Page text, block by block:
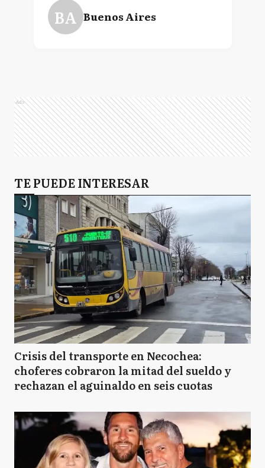
BA Buenos Aires
Ads
TE PUEDE INTERESAR
Crisis del transporte en Necochea:
choferes cobraron la mitad del sueldo y
rechazan el aguinaldo en seis cuotas